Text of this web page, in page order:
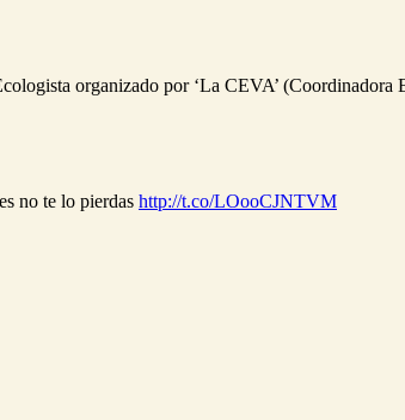
organizado por ‘La CEVA’
no te lo pierdas http://t.co/LOooCJNTVM